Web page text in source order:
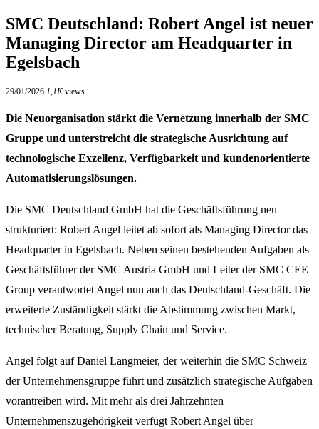
SMC Deutschland: Robert Angel ist neuer
Managing Director am Headquarter in
Egelsbach
29/01/2026 1,1Kviews
Die Neuorganisation stärkt die Vernetzung innerhalb der SMC
Gruppe und unterstreicht die strategische Ausrichtung auf
technologische Exzellenz, Verfügbarkeit und kundenorientierte
Automatisierungslösungen.
Die SMC Deutschland GmbH hat die Geschäftsführung neu
strukturiert: Robert Angel leitet ab sofort als Managing Director das
Headquarter in Egelsbach. Neben seinen bestehenden Aufgaben als
Geschäftsführer der SMC Austria GmbH und Leiter der SMC CEE
Group verantwortet Angel nun auch das Deutschland‑Geschäft. Die
erweiterte Zuständigkeit stärkt die Abstimmung zwischen Markt,
technischer Beratung, Supply Chain und Service.
Angel folgt auf Daniel Langmeier, der weiterhin die SMC Schweiz
der Unternehmensgruppe führt und zusätzlich strategische Aufgaben
vorantreiben wird. Mit mehr als drei Jahrzehnten
Unternehmenszugehörigkeit verfügt Robert Angel über